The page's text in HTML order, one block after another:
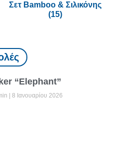
Σετ Bamboo & Σιλικόνης
(15)
“Elephant”
8 Ιανουαρίου 2026